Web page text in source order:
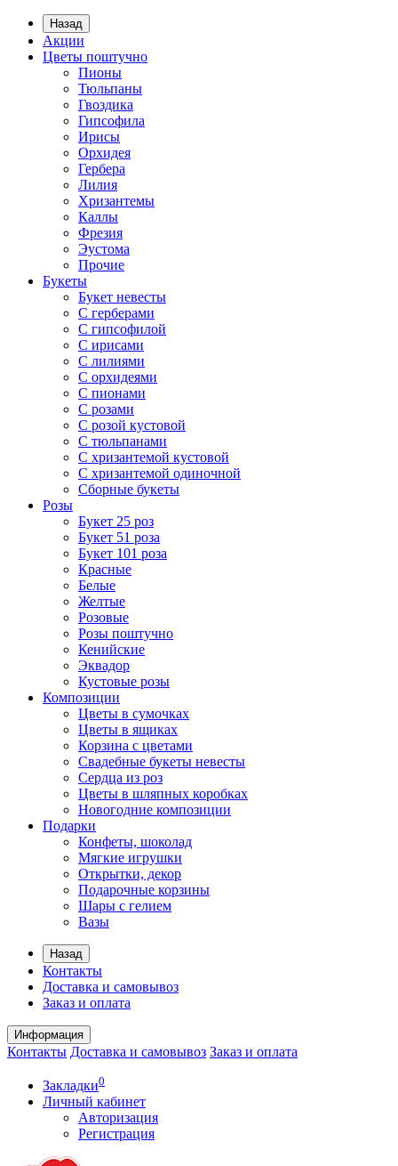
Назад
Акции
Цветы поштучно
Пионы
Тюльпаны
Гвоздика
Гипсофила
Ирисы
Орхидея
Гербера
Лилия
Хризантемы
Каллы
Фрезия
Эустома
Прочие
Букеты
Букет невесты
С герберами
С гипсофилой
С ирисами
С лилиями
С орхидеями
С пионами
С розами
С розой кустовой
С тюльпанами
С хризантемой кустовой
С хризантемой одиночной
Сборные букеты
Розы
Букет 25 роз
Букет 51 роза
Букет 101 роза
Красные
Белые
Желтые
Розовые
Розы поштучно
Кенийские
Эквадор
Кустовые розы
Композиции
Цветы в сумочках
Цветы в ящиках
Корзина с цветами
Свадебные букеты невесты
Сердца из роз
Цветы в шляпных коробках
Новогодние композиции
Подарки
Конфеты, шоколад
Мягкие игрушки
Открытки, декор
Подарочные корзины
Шары с гелием
Вазы
Назад
Контакты
Доставка и самовывоз
Заказ и оплата
Информация
Контакты Доставка и самовывоз Заказ и оплата
Закладки0
Личный кабинет
Авторизация
Регистрация